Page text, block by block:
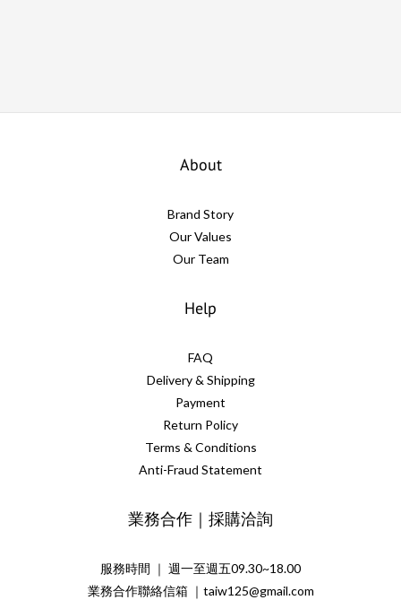
About
Brand Story
Our Values
Our Team
Help
FAQ
Delivery & Shipping
Payment
Return Policy
Terms & Conditions
Anti-Fraud Statement
業務合作｜採購洽詢
服務時間 ｜ 週一至週五09.30~18.00
業務合作聯絡信箱 ｜taiw125@gmail.com